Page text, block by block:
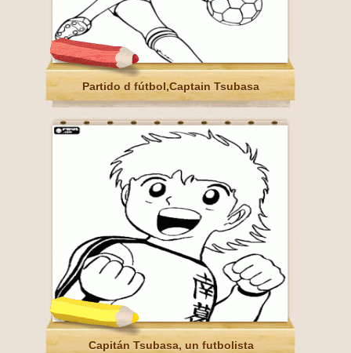
Partido d fútbol,Captain Tsubasa
Capitán Tsubasa, un futbolista